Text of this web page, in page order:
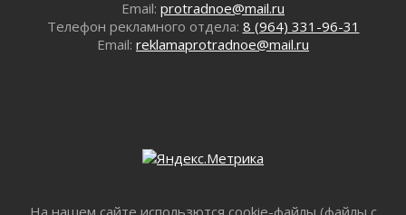
Легкоатлеты Ленинградской области вошли в
пятерку сильнейших на Первенстве России
29 июля 2026
С помощью камер в Ленобласти выписали
штрафов на 17 миллионов рублей за сброс
Email: protradnoe@mail.ru
Телефон рекламного отдела: 8 (964) 331-96-31
Email: reklamaprotradnoe@mail.ru
На нашем сайте использются cookie-файлы (файлы с